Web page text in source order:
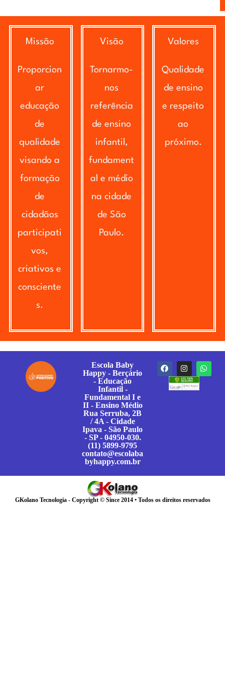
Missão
Proporcion
ar
educação
de
qualidade
visando a
formação
de
cidadãos
participati
vos,
criativos e
consciente
s.
Visão
Tornarmo-
nos
referência
de ensino
infantil,
fundament
al e médio
na cidade
de São
Paulo.
Valores
Qualidade
de ensino
e respeito
ao
próximo.
Escola Baby
Happy - Berçário
- Educação
Infantil -
Fundamental I e
II - Ensino Médio
Rua Serruba, 2B
/ 4A - Cidade
Ipava - São Paulo
- SP - 04950-030.
(11) 5899-9795
contato@escolaba
byhappy.com.br
GKolano Tecnologia - Copyright © Since 2014 • Todos os direitos reservados